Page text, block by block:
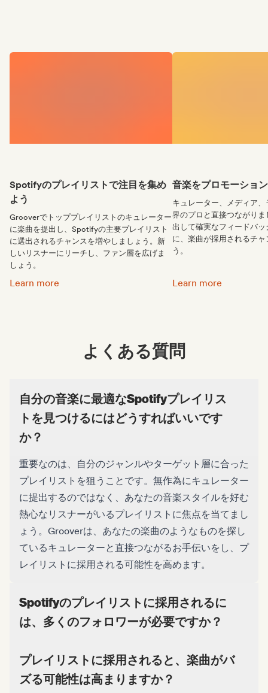
Spotifyのプレイリストで注目を集め
よう
Grooverでトッププレイリストのキュレーター
に楽曲を提出し、Spotifyの主要プレイリスト
に選出されるチャンスを増やしましょう。新
しいリスナーにリーチし、ファン層を広げま
しょう。
Spotifyのプレイリストで注目を集めよう:
Learn more
音楽をプロモーション
キュレーター、メディア
界のプロと直接つながり
出して確実なフィードバ
に、楽曲が採用されるチ
う。
音楽をプロモーショ
Learn more
よくある質問
自分の音楽に最適なSpotifyプレイリス
トを見つけるにはどうすればいいです
か？
重要なのは、自分のジャンルやターゲット層に合った
プレイリストを狙うことです。無作為にキュレーター
に提出するのではなく、あなたの音楽スタイルを好む
熱心なリスナーがいるプレイリストに焦点を当てまし
ょう。Grooverは、あなたの楽曲のようなものを探し
ているキュレーターと直接つながるお手伝いをし、プ
レイリストに採用される可能性を高めます。
Spotifyのプレイリストに採用されるに
は、多くのフォロワーが必要ですか？
プレイリストに採用されると、楽曲がバ
ズる可能性は高まりますか？